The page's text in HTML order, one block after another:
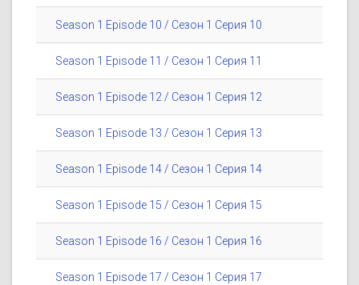
Season 1 Episode 10 / Сезон 1 Серия 10
Season 1 Episode 11 / Сезон 1 Серия 11
Season 1 Episode 12 / Сезон 1 Серия 12
Season 1 Episode 13 / Сезон 1 Серия 13
Season 1 Episode 14 / Сезон 1 Серия 14
Season 1 Episode 15 / Сезон 1 Серия 15
Season 1 Episode 16 / Сезон 1 Серия 16
Season 1 Episode 17 / Сезон 1 Серия 17